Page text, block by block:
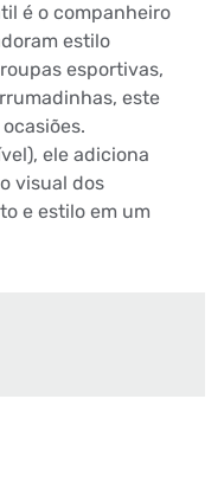
é o companheiro
estilo
esportivas,
este
ele adiciona
visual dos
e estilo em um